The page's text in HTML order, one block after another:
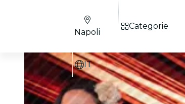
Napoli
IT
Categorie